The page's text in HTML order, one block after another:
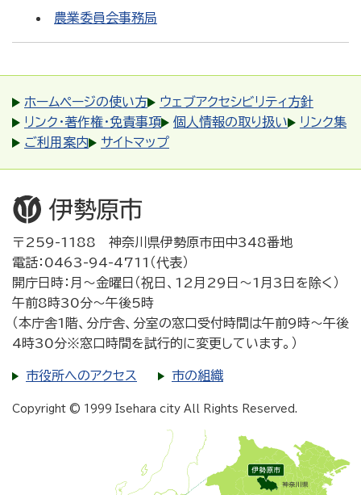
農業委員会事務局
ホームページの使い方
ウェブアクセシビリティ方針
リンク・著作権・免責事項
個人情報の取り扱い
リンク集
ご利用案内
サイトマップ
〒259-1188 神奈川県伊勢原市田中348番地
電話：0463-94-4711（代表）
開庁日時：月～金曜日（祝日、12月29日～1月3日を除く）
午前8時30分～午後5時
（本庁舎1階、分庁舎、分室の窓口受付時間は午前9時～午後
4時30分※窓口時間を試行的に変更しています。）
市役所へのアクセス 市の組織
Copyright © 1999 Isehara city All Rights Reserved.